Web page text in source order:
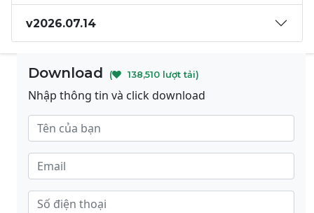
v2026.07.14
Download ( 138,510 lượt tải)
Nhập thông tin và click download